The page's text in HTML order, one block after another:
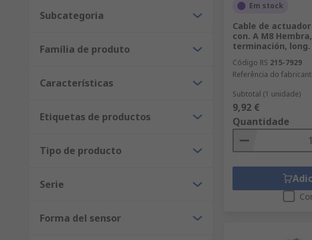
Subcategoria
Família de produto
Características
Etiquetas de productos
Tipo de producto
Serie
Forma del sensor
Em stock
Cable de
con. A M8
terminación, long.
Código RS 215-7929
Referência do
Subtotal (1 unidade)
9,92 €
Quantidade